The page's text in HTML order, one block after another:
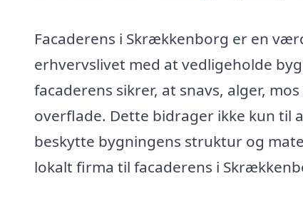
Facaderens i Skrækkenborg er en
erhvervslivet med at vedligeholde
facaderens sikrer, at snavs, alger,
overflade. Dette bidrager ikke kun til
beskytte bygningens struktur og
lokalt firma til facaderens i